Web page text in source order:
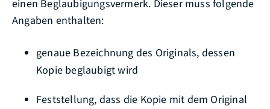
einen Beglaubigungsvermerk. Dieser muss folgende
Angaben enthalten:
genaue Bezeichnung des Originals, dessen
Kopie beglaubigt wird
Feststellung, dass die Kopie mit dem Original